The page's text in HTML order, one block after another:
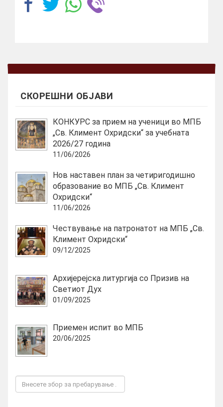
СКОРЕШНИ ОБЈАВИ
КОНКУРС за прием на ученици во МПБ
„Св. Климент Охридски“ за учебната
2026/27 година
11/06/2026
Нов наставен план за четиригодишно
образование во МПБ „Св. Климент
Охридски“
11/06/2026
Чествување на патронатот на МПБ „Св.
Климент Охридски“
09/12/2025
Архијерејска литургија со Призив на
Светиот Дух
01/09/2025
Приемен испит во МПБ
20/06/2025